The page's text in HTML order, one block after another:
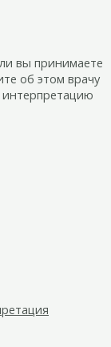
вы принимаете
об этом врачу